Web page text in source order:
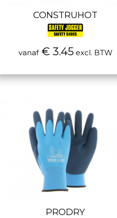
CONSTRUHOT
vanaf€ 3.45excl. BTW
PRODRY